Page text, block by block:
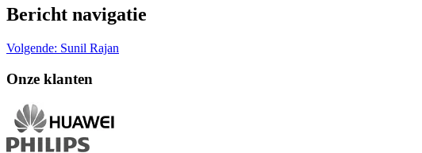
Bericht navigatie
Volgende: Sunil Rajan
Onze klanten